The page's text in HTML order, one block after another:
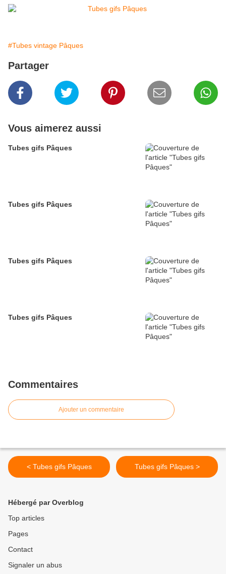
#Tubes vintage Pâques
Partager
Vous aimerez aussi
Tubes gifs Pâques
Tubes gifs Pâques
Tubes gifs Pâques
Tubes gifs Pâques
Commentaires
Ajouter un commentaire
< Tubes gifs Pâques Tubes gifs Pâques >
Hébergé par Overblog
Top articles
Pages
Contact
Signaler un abus